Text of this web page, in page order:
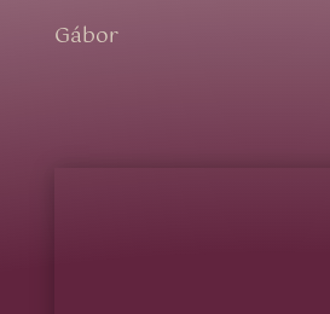
Gábor